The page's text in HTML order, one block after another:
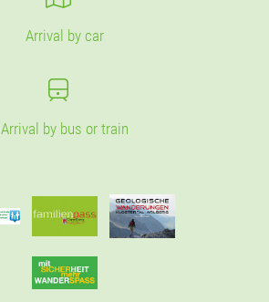
Arrival by car
Arrival by bus or train